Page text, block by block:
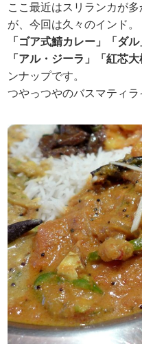
ここ最近はスリランカが
が、今回は久々のインド。
「ゴア式鯖カレー」「ダ
「アル・ジーラ」「紅芯大
ンナップです。
つやっつやのバスマティ